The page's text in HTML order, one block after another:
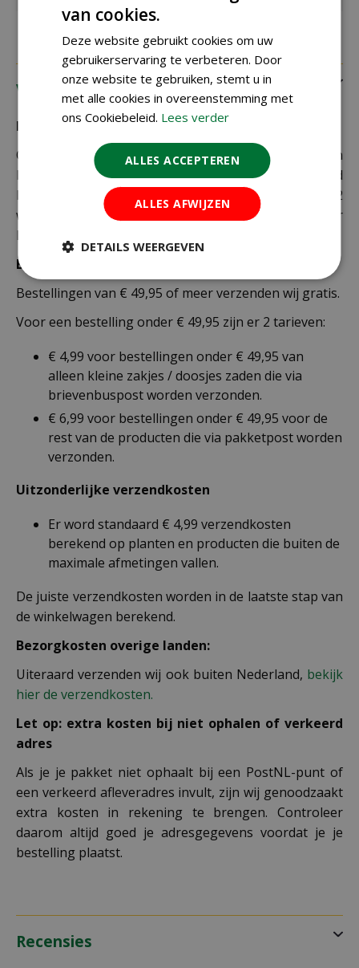
Verzending
Bezorging:
Om uw bestelling goed en veilig bij u thuis te laten
bezorgen maken wij gebruik van PostNL. De levertijd
bedraagt doorgaans tussen de 1 en 2
werkdagen. Deze bezorgtijd geldt zowel voor
Nederland als België.
Bezorgkosten Nederland:
Bestellingen van € 49,95 of meer verzenden wij gratis.
Voor een bestelling onder € 49,95 zijn er 2 tarieven:
€ 4,99 voor bestellingen onder € 49,95 van
alleen kleine zakjes / doosjes zaden die via
brievenbuspost worden verzonden.
€ 6,99 voor bestellingen onder € 49,95 voor de
rest van de producten die via pakketpost worden
verzonden.
Uitzonderlijke verzendkosten
Er word standaard € 4,99 verzendkosten
berekend op planten en producten die buiten de
maximale afmetingen vallen.
De juiste verzendkosten worden in de laatste stap van
de winkelwagen berekend.
Bezorgkosten overige landen:
Uiteraard verzenden wij ook buiten Nederland, bekijk
hier de verzendkosten.
Let op: extra kosten bij niet ophalen of verkeerd
adres
Als je je pakket niet ophaalt bij een PostNL-punt of
een verkeerd afleveradres invult, zijn wij genoodzaakt
extra kosten in rekening te brengen. Controleer
daarom altijd goed je adresgegevens voordat je je
bestelling plaatst.
Recensies
van cookies.
Deze website gebruikt cookies om uw
gebruikerservaring te verbeteren. Door
onze website te gebruiken, stemt u in
met alle cookies in overeenstemming met
ons Cookiebeleid. Lees verder
ALLES ACCEPTEREN
ALLES AFWIJZEN
DETAILS WEERGEVEN